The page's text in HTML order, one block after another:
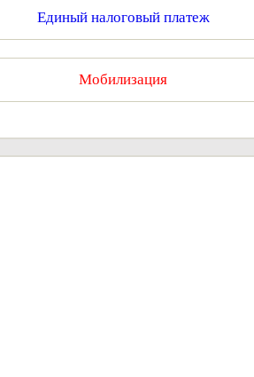
Единый налоговый платеж
Мобилизация